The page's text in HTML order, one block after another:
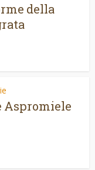
della
Aspromiele